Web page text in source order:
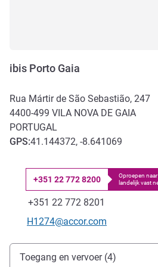
ibis Porto Gaia
Rua Mártir de São Sebastião, 247
4400-499 VILA NOVA DE GAIA
PORTUGAL
GPS:41.144372, -8.641069
Telefoon
+351 22 772 8200
Oproepen naar
landelijk vast
Fax
+351 22 772 8201
E-mailadres voor contact
H1274@accor.com
Toegang en transport
Toegang en vervoer (4)